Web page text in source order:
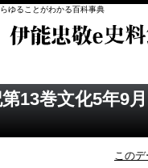
ゆることがわかる百科事典
13巻文化5年9
この